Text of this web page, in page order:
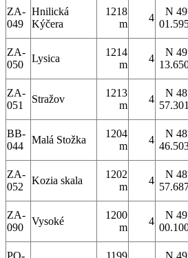
ZA-
049
Hnilická
Kýčera
1218
m
4
N
ZA-
050
Lysica
1214
m
4
N
ZA-
051
Stražov
1213
m
4
N
BB-
044
Malá Stožka
1204
m
4
N
ZA-
052
Kozia skala
1202
m
4
N
ZA-
090
Vysoké
1200
m
4
N
PO- 1199 N